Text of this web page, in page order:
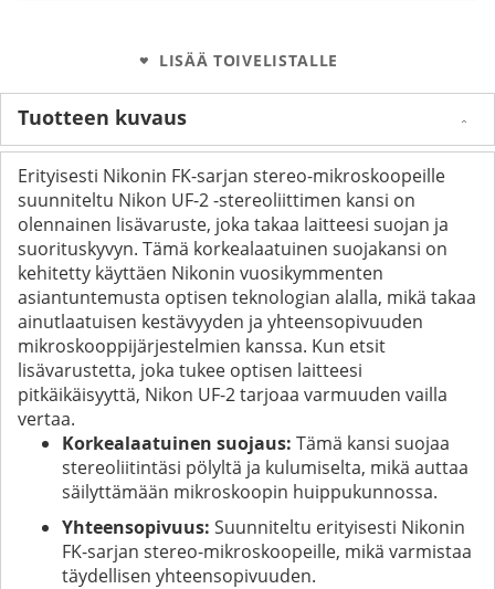
LISÄÄ TOIVELISTALLE
Tuotteen kuvaus
Erityisesti Nikonin FK-sarjan stereo-mikroskoopeille
suunniteltu Nikon UF-2 -stereoliittimen kansi on
olennainen lisävaruste, joka takaa laitteesi suojan ja
suorituskyvyn. Tämä korkealaatuinen suojakansi on
kehitetty käyttäen Nikonin vuosikymmenten
asiantuntemusta optisen teknologian alalla, mikä takaa
ainutlaatuisen kestävyyden ja yhteensopivuuden
mikroskooppijärjestelmien kanssa. Kun etsit
lisävarustetta, joka tukee optisen laitteesi
pitkäikäisyyttä, Nikon UF-2 tarjoaa varmuuden vailla
vertaa.
Korkealaatuinen suojaus: Tämä kansi suojaa
stereoliitintäsi pölyltä ja kulumiselta, mikä auttaa
säilyttämään mikroskoopin huippukunnossa.
Yhteensopivuus: Suunniteltu erityisesti Nikonin
FK-sarjan stereo-mikroskoopeille, mikä varmistaa
täydellisen yhteensopivuuden.